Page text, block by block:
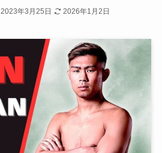
2023年3月25日 2026年1月2日